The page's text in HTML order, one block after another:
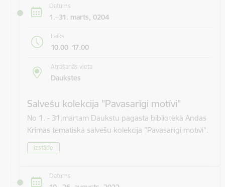
Datums
1.–31. marts, 0204
Laiks
10.00–17.00
Atrašanās vieta
Daukstes
Salvešu kolekcija "Pavasarīgi motīvi"
No 1. - 31.martam Daukstu pagasta bibliotēkā Andas
Krimas tematiskā salvešu kolekcija "Pavasarīgi motīvi".
Izstāde
Datums